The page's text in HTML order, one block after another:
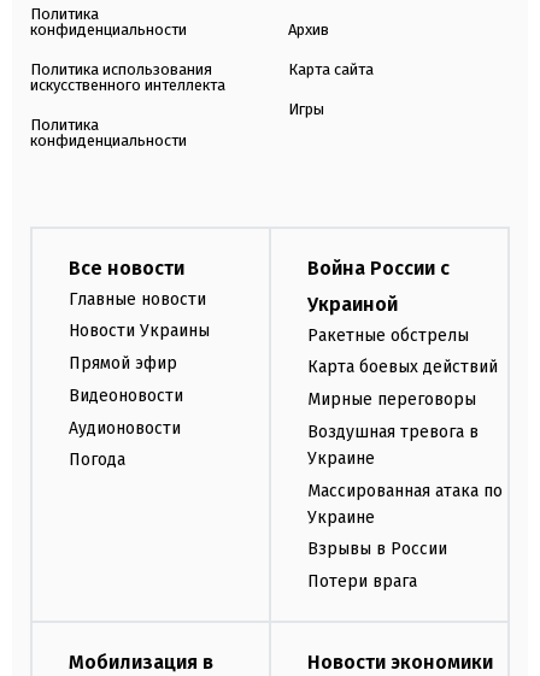
Политика
конфиденциальности
Политика использования
искусственного интеллекта
Политика
конфиденциальности
Архив
Карта сайта
Игры
Все новости
Главные новости
Новости Украины
Прямой эфир
Видеоновости
Аудионовости
Погода
Война России с
Украиной
Ракетные обстрелы
Карта боевых действий
Мирные переговоры
Воздушная тревога в
Украине
Массированная атака по
Украине
Взрывы в России
Потери врага
Мобилизация в
Новости экономики